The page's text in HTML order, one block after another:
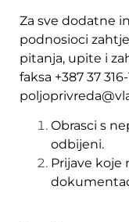
Za sve dodatne
podnosioci
pitanja, upite i
faksa +387 37
Obrasci s
odbijeni.
Prijave koje